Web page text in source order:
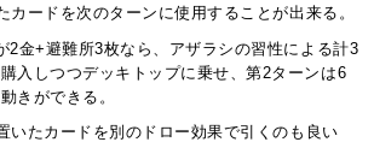
カードを次のターンに使用することが出来る。
2金+避難所3枚なら、アザラシの習性による計3
入しつつデッキトップに乗せ、第2ターンは6
きができる。
いたカードを別のドロー効果で引くのも良い